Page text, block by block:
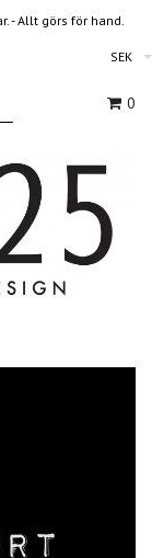
- Allt görs för hand.
SEK
0